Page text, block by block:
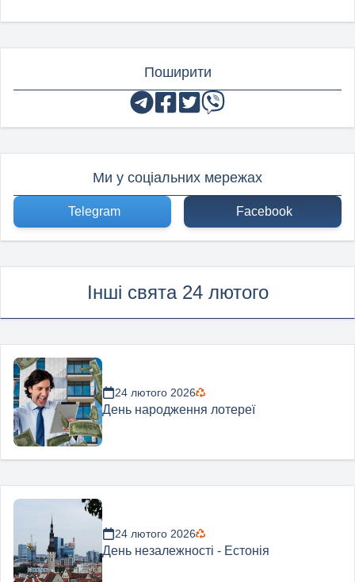
Поширити
Ми у соціальних мережах
Telegram Facebook
Інші свята 24 лютого
24 лютого 2026
День народження лотереї
24 лютого 2026
День незалежності - Естонія